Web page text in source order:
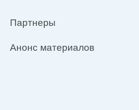
Партнеры
Анонс материалов